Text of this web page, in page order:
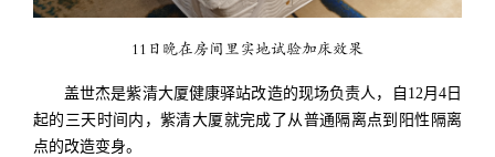
11日晚在房间里实地试验加床效果
盖世杰是紫清大厦健康驿站改造的现场负责人，自12月4日
起的三天时间内，紫清大厦就完成了从普通隔离点到阳性隔离
点的改造变身。